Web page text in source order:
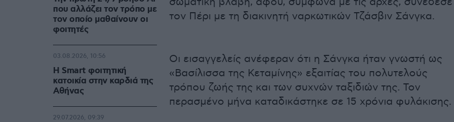
τον Πέρι με τη διακινητή ναρκωτικών Τζάσβιν Σάνγκα.
Οι εισαγγελείς ανέφεραν ότι η Σάνγκα ήταν γνωστή ως
«Βασίλισσα της Κεταμίνης» εξαιτίας του πολυτελούς
τρόπου ζωής της και των συχνών ταξιδιών της. Τον
περασμένο μήνα καταδικάστηκε σε 15 χρόνια φυλάκισης.
που αλλάζει τον τρόπο με
τον οποίο μαθαίνουν οι
φοιτητές
Η Smart φοιτητική
κατοικία στην καρδιά της
Αθήνας
03.08.2026, 10:56
29.07.2026, 09:39